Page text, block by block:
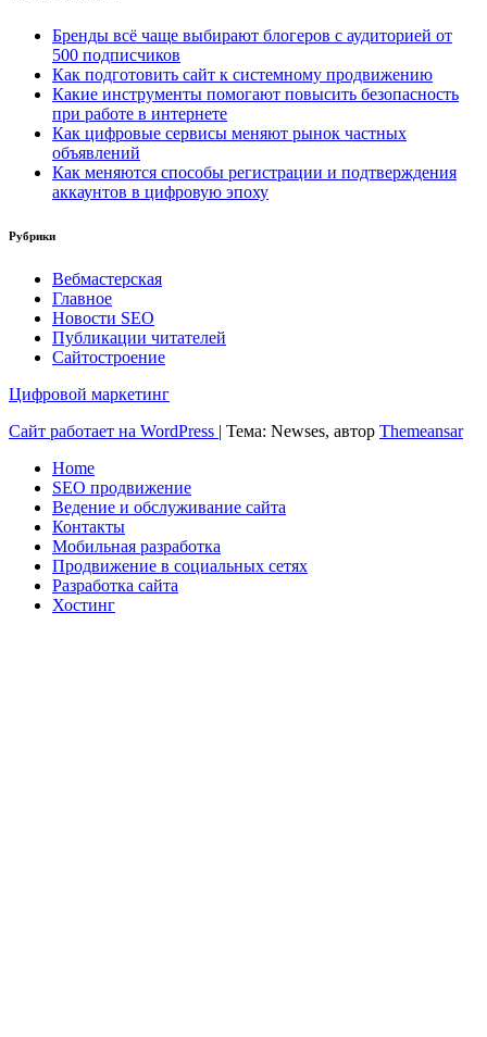
Бренды всё чаще выбирают блогеров с аудиторией от
500 подписчиков
Как подготовить сайт к системному продвижению
Какие инструменты помогают повысить безопасность
при работе в интернете
Как цифровые сервисы меняют рынок частных
объявлений
Как меняются способы регистрации и подтверждения
аккаунтов в цифровую эпоху
Рубрики
Вебмастерская
Главное
Новости SEO
Публикации читателей
Сайтостроение
Цифровой маркетинг
Сайт работает на WordPress | Тема: Newses, автор Themeansar
Home
SEO продвижение
Ведение и обслуживание сайта
Контакты
Мобильная разработка
Продвижение в социальных сетях
Разработка сайта
Хостинг